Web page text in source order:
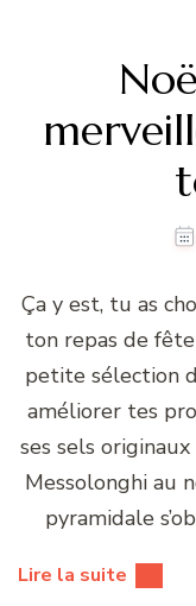
Ça y est, tu as
ton repas de
petite sélection
améliorer tes
ses sels
Messolonghi au
pyramidale
Lire la suite